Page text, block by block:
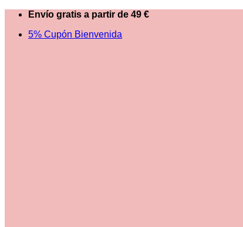
Saltar
contenido
Envío gratis a partir de 49 €
5% Cupón Bienvenida